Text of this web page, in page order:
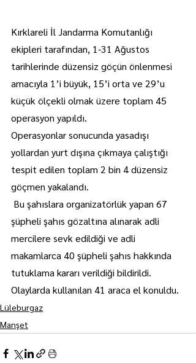
Kırklareli İl Jandarma Komutanlığı
ekipleri tarafından, 1-31 Ağustos
tarihlerinde düzensiz göçün önlenmesi
amacıyla 1’i büyük, 15’i orta ve 29’u
küçük ölçekli olmak üzere toplam 45
operasyon yapıldı.
Operasyonlar sonucunda yasadışı
yollardan yurt dışına çıkmaya çalıştığı
tespit edilen toplam 2 bin 4 düzensiz
göçmen yakalandı.
Bu şahıslara organizatörlük yapan 67
şüpheli şahıs gözaltına alınarak adli
mercilere sevk edildiği ve adli
makamlarca 40 şüpheli şahıs hakkında
tutuklama kararı verildiği bildirildi.
Olaylarda kullanılan 41 araca el konuldu.
Lüleburgaz
Manşet